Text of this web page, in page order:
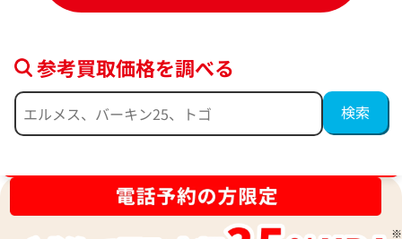
ディオール グラビティ 財布 レザー
45,000円
ディオール カナー
44,000円
参考買取価格を調べる